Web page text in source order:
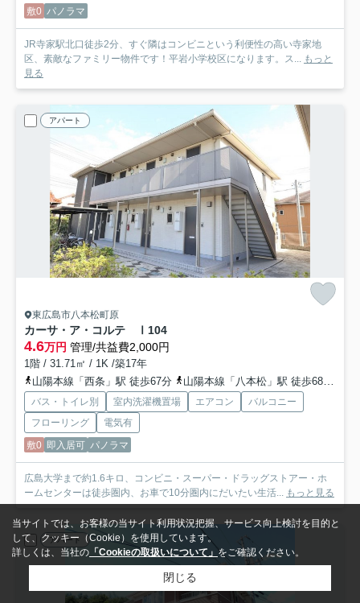
敷0 パノラマ
JR寺家駅北口徒歩2分、すぐ隣はコンビニという利便性の高い寺家地
区、素敵なファミリー物件です！平岩小学校区になります。ス...
もっと
見る
アパート
東広島市八本松町原
カーサ・ア・コルテ Ⅰ 104
4.6万円 管理/共益費2,000円
1階 / 31.71㎡ / 1K /築17年
山陽本線「西条」駅 徒歩67分
山陽本線「八本松」駅 徒歩68分
バス・トイレ別 室内洗濯機置場 エアコン
バルコニー
フローリング
電気有
敷0 即入居可 パノラマ
広島大学まで約1.6キロ、コンビニ・スーパー・ドラッグストアー・ホ
ームセンターは徒歩圏内、お車で10分圏内にだいたい生活... もっと見る
アパート
当サイトでは、お客様の当サイト利用状況把握、サービス向上検討を目的と
して、クッキー（Cookie）を使用しています。
詳しくは、当社の 「Cookieの取扱いについて」 をご確認ください。
閉じる